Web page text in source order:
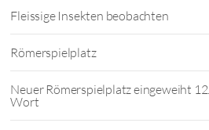
Fleissige Insekten beobachten
Römerspielplatz
Neuer Römerspielplatz eingeweiht
Wort